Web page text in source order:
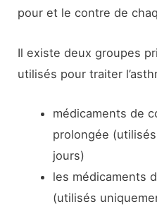
pour et le contre de
Il existe deux groupes
utilisés pour traiter
médicaments de
prolongée
jours)
les médicaments
(utilisés